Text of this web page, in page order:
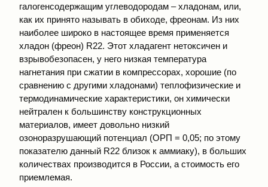
галогенсодержащим углеводородам – хладонам, или,
как их принято называть в обиходе, фреонам. Из них
наиболее широко в настоящее время применяется
хладон (фреон) R22. Этот хладагент нетоксичен и
взрывобезопасен, у него низкая температура
нагнетания при сжатии в компрессорах, хорошие (по
сравнению с другими хладонами) теплофизические и
термодинамические характеристики, он химически
нейтрален к большинству конструкционных
материалов, имеет довольно низкий
озоноразрушающий потенциал (ОРП = 0,05; по этому
показателю данный R22 близок к аммиаку), в больших
количествах производится в России, а стоимость его
приемлемая.